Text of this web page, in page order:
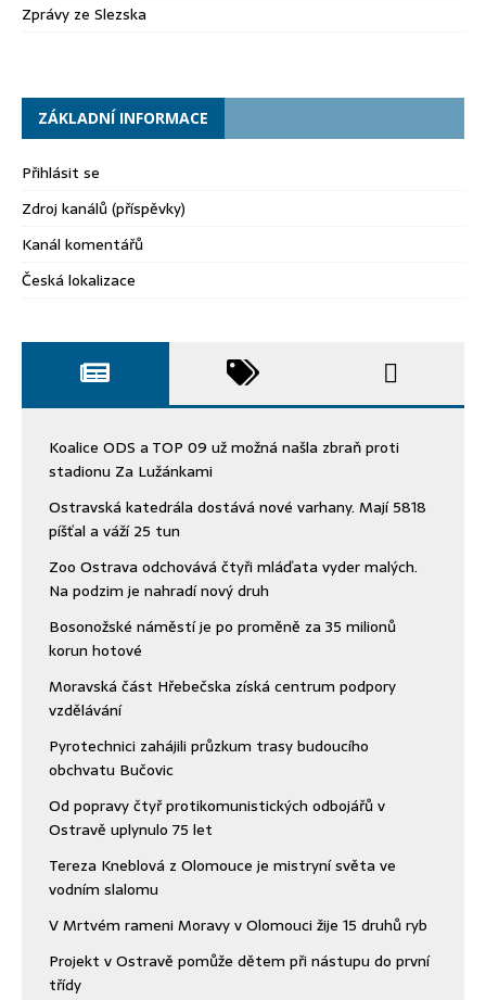
Zprávy ze Slezska
ZÁKLADNÍ INFORMACE
Přihlásit se
Zdroj kanálů (příspěvky)
Kanál komentářů
Česká lokalizace
Koalice ODS a TOP 09 už možná našla zbraň proti
stadionu Za Lužánkami
Ostravská katedrála dostává nové varhany. Mají 5818
píšťal a váží 25 tun
Zoo Ostrava odchovává čtyři mláďata vyder malých.
Na podzim je nahradí nový druh
Bosonožské náměstí je po proměně za 35 milionů
korun hotové
Moravská část Hřebečska získá centrum podpory
vzdělávání
Pyrotechnici zahájili průzkum trasy budoucího
obchvatu Bučovic
Od popravy čtyř protikomunistických odbojářů v
Ostravě uplynulo 75 let
Tereza Kneblová z Olomouce je mistryní světa ve
vodním slalomu
V Mrtvém rameni Moravy v Olomouci žije 15 druhů ryb
Projekt v Ostravě pomůže dětem při nástupu do první
třídy